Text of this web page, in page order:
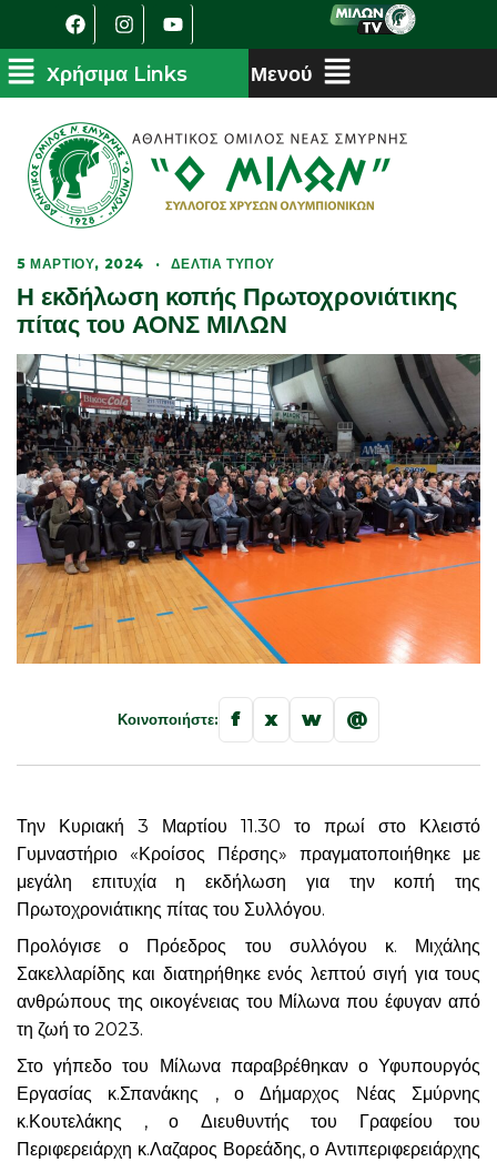
5 ΜΑΡΤΊΟΥ, 2024 · ΔΕΛΤΊΑ ΤΎΠΟΥ
Η εκδήλωση κοπής Πρωτοχρονιάτικης
πίτας του ΑΟΝΣ ΜΙΛΩΝ
Κοινοποιήστε: f x w @
Την Κυριακή 3 Μαρτίου 11.30 το πρωί στο Κλειστό
Γυμναστήριο «Κροίσος Πέρσης» πραγματοποιήθηκε με
μεγάλη επιτυχία η εκδήλωση για την κοπή της
Πρωτοχρονιάτικης πίτας του Συλλόγου.
Προλόγισε ο Πρόεδρος του συλλόγου κ. Μιχάλης
Σακελλαρίδης και διατηρήθηκε ενός λεπτού σιγή για τους
ανθρώπους της οικογένειας του Μίλωνα που έφυγαν από
τη ζωή το 2023.
Στο γήπεδο του Μίλωνα παραβρέθηκαν ο Υφυπουργός
Εργασίας κ.Σπανάκης , ο Δήμαρχος Νέας Σμύρνης
κ.Κουτελάκης , ο Διευθυντής του Γραφείου του
Περιφερειάρχη κ.Λαζαρος Βορεάδης, ο Αντιπεριφερειάρχης